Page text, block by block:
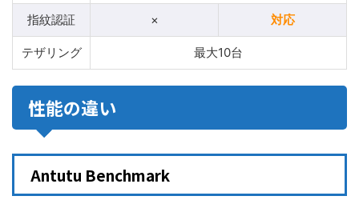
指紋認証 × 対応
テザリング 最大10台
性能の違い
Antutu Benchmark